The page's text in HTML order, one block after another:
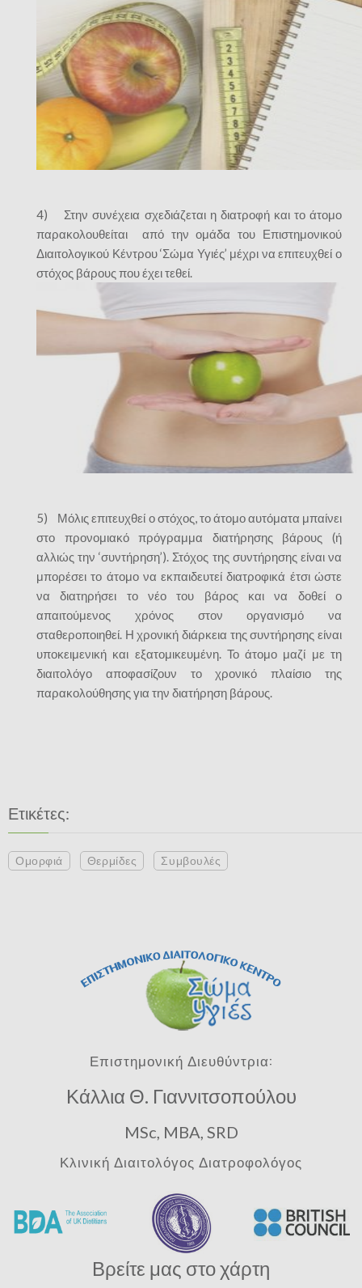
4) Στην συνέχεια σχεδιάζεται η διατροφή και το άτομο
παρακολουθείται από την ομάδα του Επιστημονικού
Διαιτολογικού Κέντρου ‘Σώμα Υγιές’ μέχρι να επιτευχθεί ο
στόχος βάρους που έχει τεθεί.
5) Μόλις επιτευχθεί ο στόχος, το άτομο αυτόματα μπαίνει
στο προνομιακό πρόγραμμα διατήρησης βάρους (ή
αλλιώς την ‘συντήρηση’). Στόχος της συντήρησης είναι να
μπορέσει το άτομο να εκπαιδευτεί διατροφικά έτσι ώστε
να διατηρήσει το νέο του βάρος και να δοθεί ο
απαιτούμενος χρόνος στον οργανισμό να
σταθεροποιηθεί. Η χρονική διάρκεια της συντήρησης είναι
υποκειμενική και εξατομικευμένη. Το άτομο μαζί με τη
διαιτολόγο αποφασίζουν το χρονικό πλαίσιο της
παρακολούθησης για την διατήρηση βάρους.
Ετικέτες:
Ομορφιά Θερμίδες Συμβουλές
Επιστημονική Διευθύντρια:
Κάλλια Θ. Γιαννιτσοπούλου
MSc, MBA, SRD
Κλινική Διαιτολόγος Διατροφολόγος
Βρείτε μας στο χάρτη